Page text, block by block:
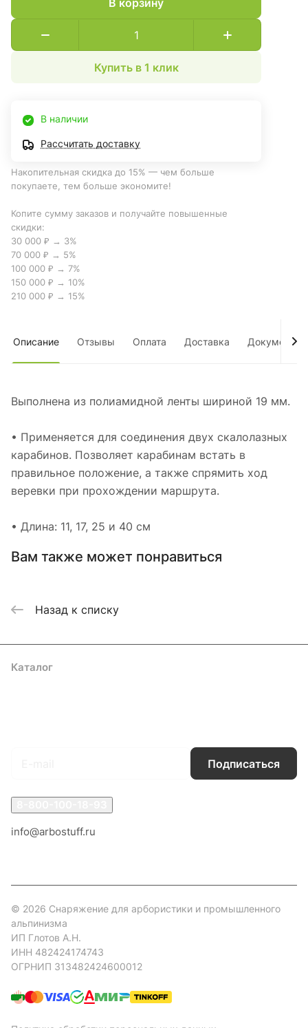
Купить в 1 клик
В наличии
Рассчитать доставку
Накопительная скидка до 15% — чем больше
покупаете, тем больше экономите!
Копите сумму заказов и получайте повышенные
скидки:
30 000 ₽ → 3%
70 000 ₽ → 5%
100 000 ₽ → 7%
150 000 ₽ → 10%
210 000 ₽ → 15%
Описание Отзывы Оплата Доставка Документы
Выполнена из полиамидной ленты шириной 19 мм.
• Применяется для соединения двух скалолазных
карабинов. Позволяет карабинам встать в
правильное положение, а также спрямить ход
веревки при прохождении маршрута.
• Длина: 11, 17, 25 и 40 см
Вам также может понравиться
Назад к списку
Каталог
Подписаться
info@arbostuff.ru
© 2026 Снаряжение для арбористики и промышленного
альпинизма
ИП Глотов А.Н.
ИНН 482424174743
ОГРНИП 313482424600012